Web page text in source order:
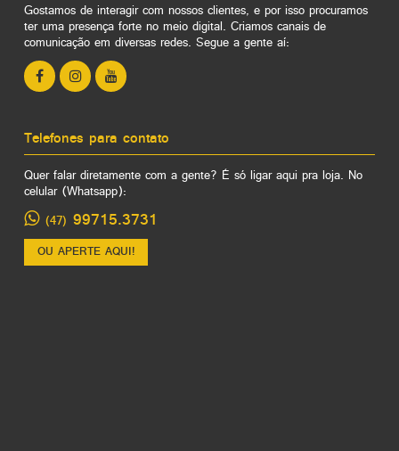
Gostamos de interagir com nossos clientes, e por isso procuramos
ter uma presença forte no meio digital. Criamos canais de
comunicação em diversas redes. Segue a gente aí:
Telefones para contato
Quer falar diretamente com a gente? É só ligar aqui pra loja. No
celular (Whatsapp):
(47) 99715.3731
OU APERTE AQUI!